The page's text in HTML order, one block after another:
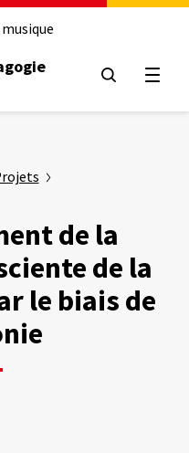
de la
de la
le biais de